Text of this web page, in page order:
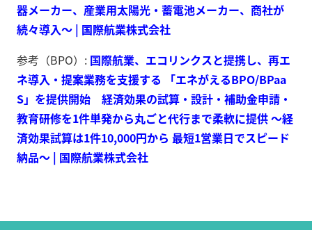
器メーカー、産業用太陽光・蓄電池メーカー、商社が
続々導入～ | 国際航業株式会社
参考（BPO）: 国際航業、エコリンクスと提携し、再エ
ネ導入・提案業務を支援する 「エネがえるBPO/BPaa
S」を提供開始 経済効果の試算・設計・補助金申請・
教育研修を1件単発から丸ごと代行まで柔軟に提供 ～経
済効果試算は1件10,000円から 最短1営業日でスピード
納品～ | 国際航業株式会社